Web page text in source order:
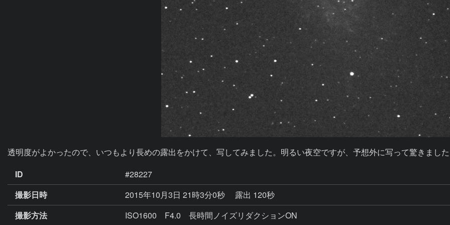
透明度がよかったので、いつもより長めの露出をかけて、写してみました。明るい夜空ですが、予想外に写って驚きまし
ID
#28227
撮影日時
2015年10月3日 21時3分0秒
露出 120秒
撮影方法
ISO1600 F4.0 長時間ノイズリダクションON